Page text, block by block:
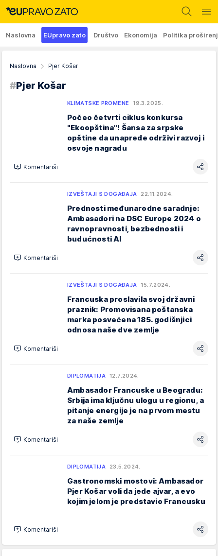
Naslovna EUpravo zato Društvo Ekonomija Politika
Naslovna Pjer Košar
#Pjer Košar
KLIMATSKE PROMENE 19.3.2025.
Počeo četvrti ciklus konkursa
"Ekoopština"! Šansa za srpske
opštine da unaprede održivi razvoj i
osvoje nagradu
Komentariši
IZVEŠTAJI S DOGAĐAJA 22.11.2024.
Prednosti međunarodne saradnje:
Ambasadori na DSC Europe 2024 o
ravnopravnosti, bezbednosti i
budućnosti AI
Komentariši
IZVEŠTAJI S DOGAĐAJA 15.7.2024.
Francuska proslavila svoj državni
praznik: Promovisana poštanska
marka posvećena 185. godišnjici
odnosa naše dve zemlje
Komentariši
DIPLOMATIJA 12.7.2024.
Ambasador Francuske u Beogradu:
Srbija ima ključnu ulogu u regionu, a
pitanje energije je na prvom mestu
za naše zemlje
Komentariši
DIPLOMATIJA 23.5.2024.
Gastronomski mostovi: Ambasador
Pjer Košar voli da jede ajvar, a evo
kojim jelom je predstavio Francusku
Komentariši